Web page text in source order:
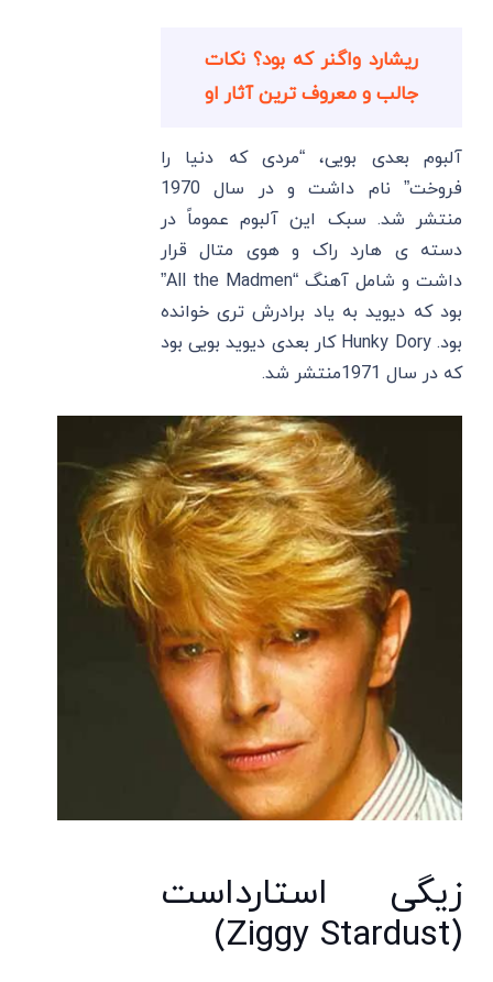
ریشارد واگنر که بود؟ نکات
جالب و معروف ترین آثار او
آلبوم بعدی بویی، “مردی که دنیا را
فروخت” نام داشت و در سال 1970
منتشر شد. سبک این آلبوم عموماً در
دسته ی هارد راک و هوی متال قرار
داشت و شامل آهنگ “All the Madmen”
بود که دیوید به یاد برادرش تری خوانده
بود. Hunky Dory کار بعدی دیوید بویی بود
که در سال 1971منتشر شد.
زیگی استارداست
(Ziggy Stardust)